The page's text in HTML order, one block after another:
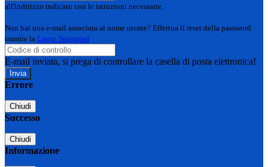
all'indirizzo indicato con le istruzioni necessarie.
Non hai una e-mail associata al nome utente? Effettua il reset della password
tramite la Login Spaggiari
E-mail inviata, si prega di controllare la casella di posta elettronica!
Errore
Chiudi
Successo
Chiudi
Informazione